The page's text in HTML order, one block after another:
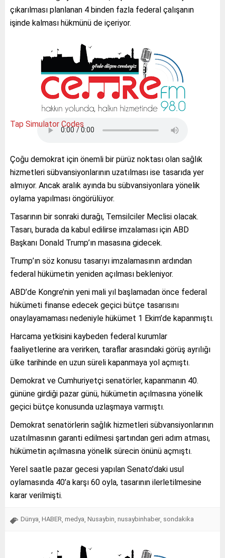
çıkarılması planlanan 4 binden fazla federal çalışanın
işinde kalması hükmünü de içeriyor.
Tap Simulator Codes
Çoğu demokrat için önemli bir pürüz noktası olan sağlık
hizmetleri sübvansiyonlarının uzatılması ise tasarıda yer
almıyor. Ancak aralık ayında bu sübvansiyonlara yönelik
oylama yapılması öngörülüyor.
Tasarının bir sonraki durağı, Temsilciler Meclisi olacak.
Tasarı, burada da kabul edilirse imzalaması için ABD
Başkanı Donald Trump’ın masasına gidecek.
Trump’ın söz konusu tasarıyı imzalamasının ardından
federal hükümetin yeniden açılması bekleniyor.
ABD’de Kongre’nin yeni mali yıl başlamadan önce federal
hükümeti finanse edecek geçici bütçe tasarısını
onaylayamaması nedeniyle hükümet 1 Ekim’de kapanmıştı.
Harcama yetkisini kaybeden federal kurumlar
faaliyetlerine ara verirken, taraflar arasındaki görüş ayrılığı
ülke tarihinde en uzun süreli kapanmaya yol açmıştı.
Demokrat ve Cumhuriyetçi senatörler, kapanmanın 40.
gününe girdiği pazar günü, hükümetin açılmasına yönelik
geçici bütçe konusunda uzlaşmaya varmıştı.
Demokrat senatörlerin sağlık hizmetleri sübvansiyonlarının
uzatılmasının garanti edilmesi şartından geri adım atması,
hükümetin açılmasına yönelik sürecin önünü açmıştı.
Yerel saatle pazar gecesi yapılan Senato’daki usul
oylamasında 40’a karşı 60 oyla, tasarının ilerletilmesine
karar verilmişti.
Dünya HABER medya Nusaybin nusaybinhaber sondakika